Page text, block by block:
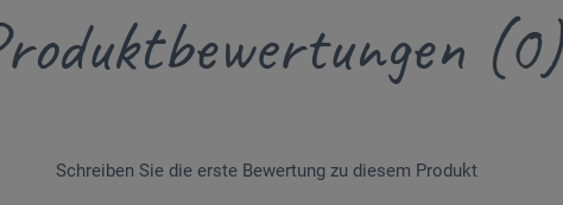
(0)
Schreiben Sie die erste Bewertung zu diesem Produkt